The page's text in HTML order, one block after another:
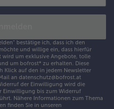
bestätige ich, dass ich den
und willige ein, dass hierfür
wird um exklusive Angebote, tolle
um bofrost* zu erhalten. Diese
Klick auf den in jedem Newsletter
an datenschutz@bofrost.at
der Einwilligung wird die
Einwilligung bis zum Widerruf
Nähere Informationen zum Thema
finden Sie in unseren